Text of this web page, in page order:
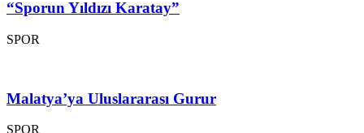
“Sporun Yıldızı Karatay”
SPOR
Malatya’ya Uluslararası Gurur
SPOR